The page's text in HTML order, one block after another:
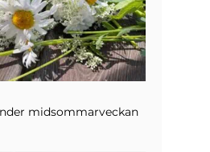
midsommarveckan